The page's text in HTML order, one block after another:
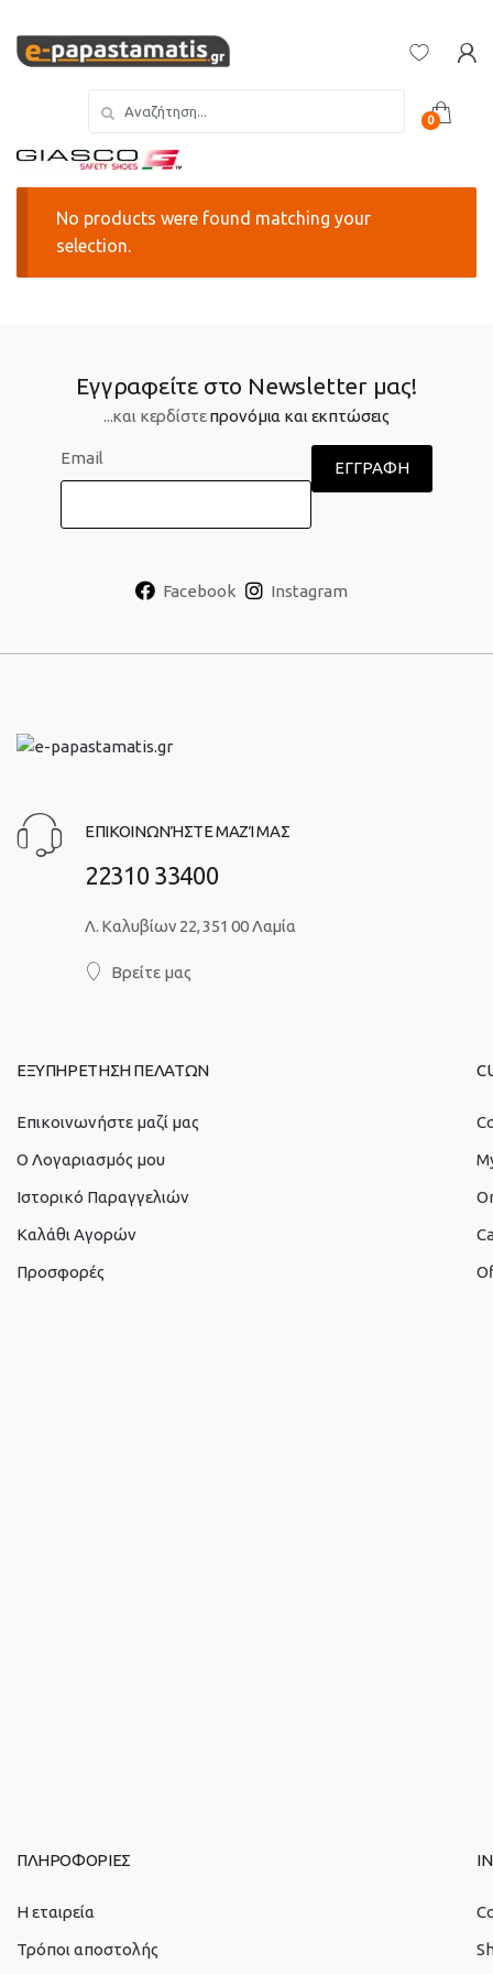
navigation
content
for:
0
No products were found matching your
selection.
Εγγραφείτε στο Newsletter μας!
...και κερδίστεπρονόμια και εκπτώσεις
Email
Facebook Instagram
ΕΠΙΚΟΙΝΩΝΉΣΤΕ ΜΑΖΊ ΜΑΣ
22310 33400
Λ. Καλυβίων 22, 351 00 Λαμία
Βρείτε μας
ΕΞΥΠΗΡΕΤΗΣΗ ΠΕΛΑΤΩΝ
Επικοινωνήστε μαζί μας
O Λογαριασμός μου
Ιστορικό Παραγγελιών
Καλάθι Αγορών
Προσφορές
ΠΛΗΡΟΦΟΡΙΕΣ
Η εταιρεία
Τρόποι αποστολής